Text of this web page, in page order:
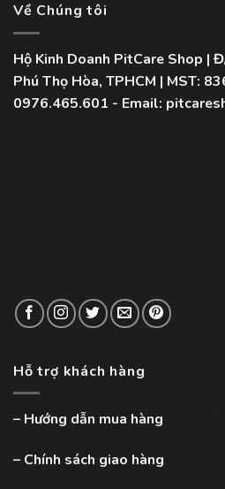
Về Chúng tôi
Hộ Kinh Doanh PitCare Shop |
Phú Thọ Hòa, TPHCM | MST:
0976.465.601 - Email:
Hỗ trợ khách hàng
– Hướng dẫn mua hàng
– Chính sách giao hàng